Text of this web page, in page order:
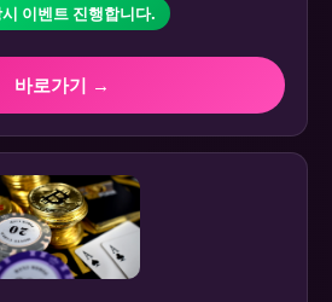
이벤트 진행합니다.
바로가기 →